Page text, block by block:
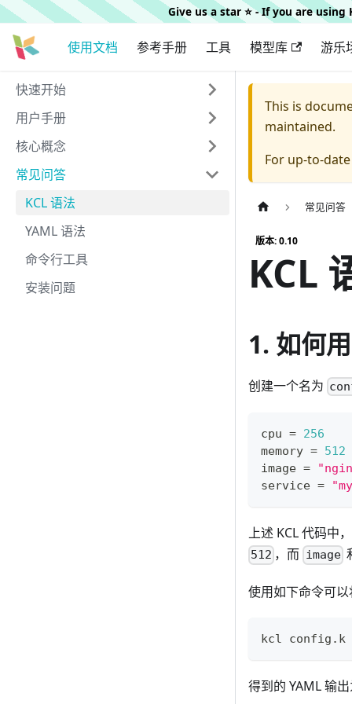
Give us a star ⭐️ - If you are
使用文档 参考手册 工具 模型库 游乐
快速开始
用户手册
核心概念
常见问答
KCL 语法
YAML 语法
命令行工具
安装问题
This is
maintained.
For up-to-
常见问答
版本: 0.10
KCL
1. 如何
创建一个名为
cpu = 256
memory = 512
image =
service =
上述 KCL 代码中
512 ，而 image
使用如下命令可
kcl config.k
得到的 YAML 输